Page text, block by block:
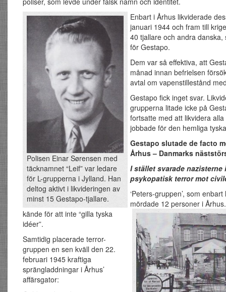
Polisen Einar Sørensen med
täcknamnet “Leif” var ledare
för L-grupperna i Jylland. Han
deltog aktivt i likvideringen av
minst 15 Gestapo-tjallare.
Enbart i Århus likviderade
januari 1944 och fram till
40 tjallare och andra danska,
för Gestapo.
Dem var så effektiva, att
månad innan befrielsen
avtal om vapenstillestånd
Gestapo fick inget svar.
grupperna litade icke på
fortsatte med att likvidera
jobbade för den hemliga
Gestapo slutade de facto
Århus – Danmarks
I stället svarade nazisterne
psykopatisk terror mot
‘Peters-gruppen’, som
mördade 12 personer i
kände för att inte “gilla tyska
idéer”.
Samtidig placerade terror-
gruppen en sen kväll den 22.
februari 1945 kraftiga
sprängladdningar i Århus’
affärsgator: